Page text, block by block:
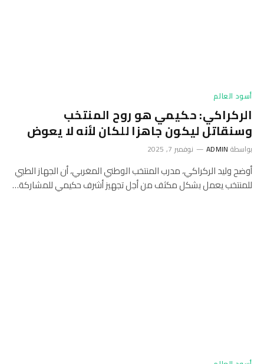
أسود العالم
الركراكي: حكيمي هو روح المنتخب
وسنقاتل ليكون جاهزا للكان لأنه لا يعوض
بواسطة ADMIN نوفمبر 7, 2025
أوضح وليد الركراكي، مدرب المنتخب الوطني المغربي، أن الجهاز الطبي
للمنتخب يعمل بشكل مكثف من أجل تجهيز أشرف حكيمي للمشاركة…